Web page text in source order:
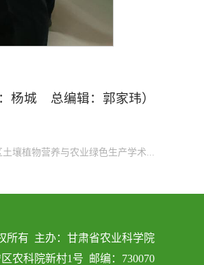
杨城 总编辑：郭家玮）
土壤植物营养与农业绿色生产学术...
所有 主办：甘肃省农业科学院
农科院新村1号 邮编：730070